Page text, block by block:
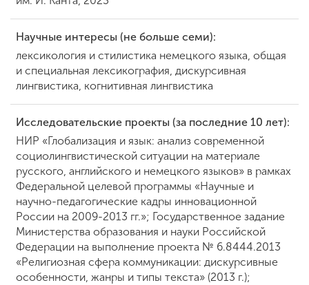
Научные интересы (не больше семи):
лексикология и стилистика немецкого языка, общая
и специальная лексикография, дискурсивная
лингвистика, когнитивная лингвистика
Исследовательские проекты (за последние 10 лет):
НИР «Глобализация и язык: анализ современной
социолингвистической ситуации на материале
русского, английского и немецкого языков» в рамках
Федеральной целевой программы «Научные и
научно-педагогические кадры инновационной
России на 2009-2013 гг.»; Государственное задание
Министерства образования и науки Российской
Федерации на выполнение проекта № 6.8444.2013
«Религиозная сфера коммуникации: дискурсивные
особенности, жанры и типы текста» (2013 г.);